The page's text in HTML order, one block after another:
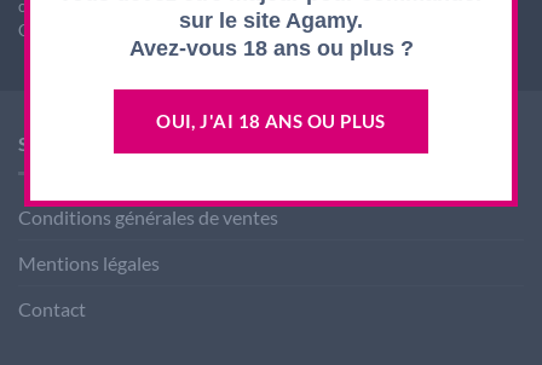
consommer avec modération
CODE DE LA SANTE PUBLIQUE, ART. L. 3342-1 et L. 3353-3
SHOP AGAMY
Conditions générales de ventes
Mentions légales
Contact
sur le site Agamy.
Avez-vous 18 ans ou plus ?
OUI, J'AI 18 ANS OU PLUS